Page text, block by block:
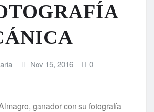
Nov 15, 2016 0
ganador con su fotografía